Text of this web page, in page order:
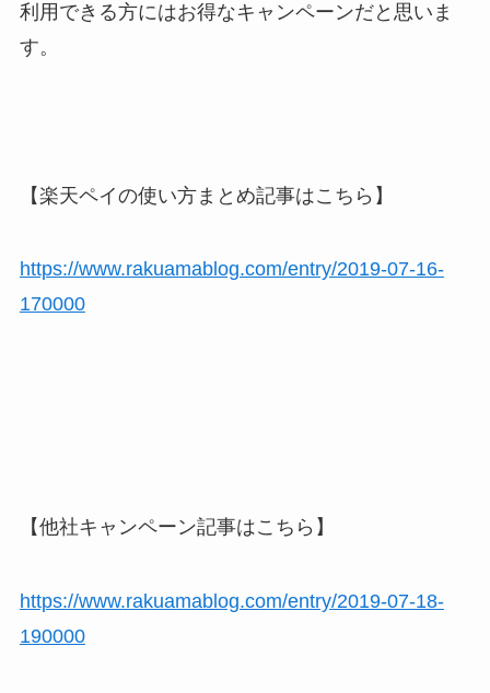
利用できる方にはお得なキャンペーンだと思いま
す。
【楽天ペイの使い方まとめ記事はこちら】
https://www.rakuamablog.com/entry/2019-07-16-
170000
【他社キャンペーン記事はこちら】
https://www.rakuamablog.com/entry/2019-07-18-
190000